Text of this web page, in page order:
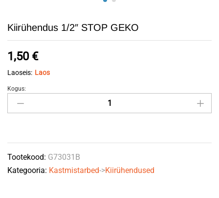
Kiirühendus 1/2″ STOP GEKO
1,50 €
Laoseis: Laos
Kiirühendus
1/2"
quantity
Kogus:
Tootekood: G73031B
Kategooria: Kastmistarbed->Kiirühendused